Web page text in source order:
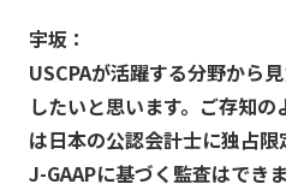
宇坂：
USCPAが活躍する分野から
したいと思います。ご存知
は日本の公認会計士に独占
J-GAAPに基づく監査はでき